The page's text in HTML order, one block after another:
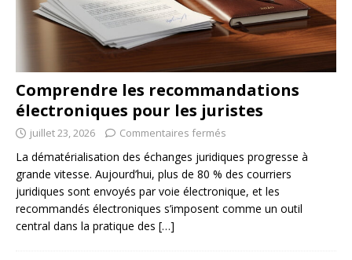
Comprendre les recommandations
électroniques pour les juristes
juillet 23, 2026 Commentaires fermés
La dématérialisation des échanges juridiques progresse à
grande vitesse. Aujourd’hui, plus de 80 % des courriers
juridiques sont envoyés par voie électronique, et les
recommandés électroniques s’imposent comme un outil
central dans la pratique des […]